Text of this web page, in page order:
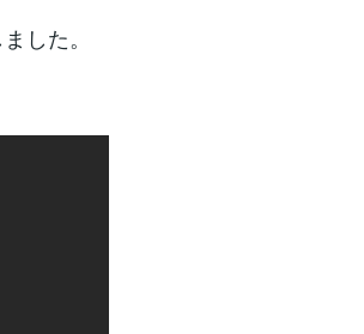
した。